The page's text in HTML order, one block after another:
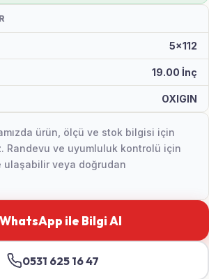
5x112
19.00 İnç
OXIGIN
ürün, ölçü ve stok bilgisi için
Randevu ve uyumluluk kontrolü için
ulaşabilir veya doğrudan
WhatsApp ile Bilgi Al
0531 625 16 47